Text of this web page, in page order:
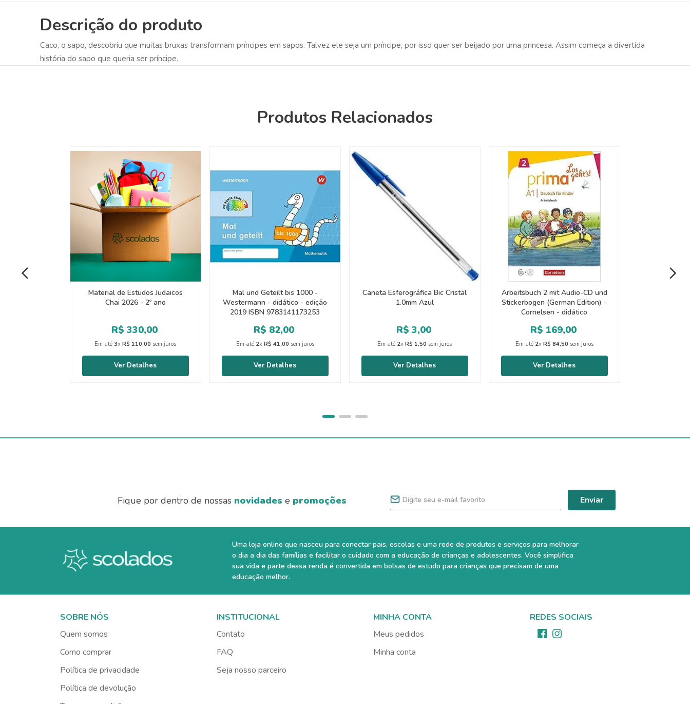
Descrição do produto
Caco, o sapo, descobriu que muitas bruxas transformam príncipes em sapos. Talvez ele seja um príncipe, por isso quer ser beijado por uma princesa. Assim começa a divertida
história do sapo que queria ser príncipe.
Produtos Relacionados
Material de Estudos Judaicos
Chai 2026 - 2º ano
R$ 330,00
Em até3xR$ 110,00 sem juros
Mal und Geteilt bis 1000 -
Westermann - didático - edição
2019 ISBN 9783141173253
R$ 82,00
Em até 2x R$ 41,00 sem juros
Caneta Esferográfica Bic Cristal
1.0mm Azul
R$ 3,00
Em até 2xR$ 1,50 sem juros
Arbeitsbuch 2 mit Audio-CD und
Stickerbogen (German Edition) -
Cornelsen - didático
R$ 169,00
Em até 2x R$ 84,50 sem juros
Fique por dentro de nossas novidades e promoções Enviar
Uma loja online que nasceu para conectar pais, escolas e uma rede de produtos e serviços para melhorar
o dia a dia das famílias e facilitar o cuidado com a educação de crianças e adolescentes. Você simplifica
sua vida e parte dessa renda é convertida em bolsas de estudo para crianças que precisam de uma
educação melhor.
SOBRE NÓS
Quem somos
Como comprar
Política de privacidade
Política de devolução
INSTITUCIONAL
Contato
FAQ
Seja nosso parceiro
MINHA CONTA
Meus pedidos
Minha conta
REDES SOCIAIS